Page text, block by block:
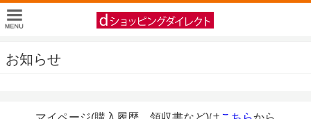
お知らせ